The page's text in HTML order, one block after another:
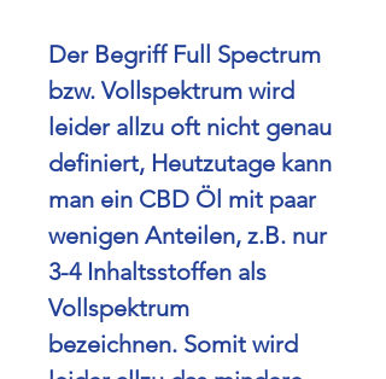
Der Begriff Full Spectrum
bzw. Vollspektrum wird
leider allzu oft nicht genau
definiert, Heutzutage kann
man ein CBD Öl mit paar
wenigen Anteilen, z.B. nur
3-4 Inhaltsstoffen als
Vollspektrum
bezeichnen. Somit wird